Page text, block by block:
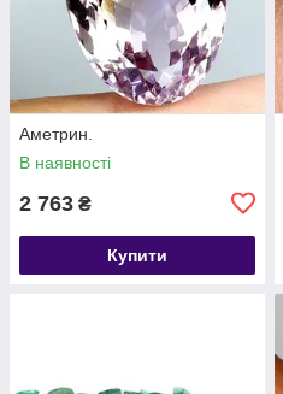
Аметрин.
В наявності
2 763 ₴
Купити